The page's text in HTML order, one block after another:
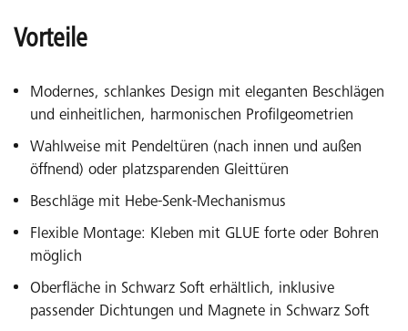
Vorteile
Modernes, schlankes Design mit eleganten Beschlägen
und einheitlichen, harmonischen Profilgeometrien
Wahlweise mit Pendeltüren (nach innen und außen
öffnend) oder platzsparenden Gleittüren
Beschläge mit Hebe-Senk-Mechanismus
Flexible Montage: Kleben mit GLUE forte oder Bohren
möglich
Oberfläche in Schwarz Soft erhältlich, inklusive
passender Dichtungen und Magnete in Schwarz Soft